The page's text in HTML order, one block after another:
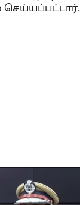
செய்யப்பட்டார்.